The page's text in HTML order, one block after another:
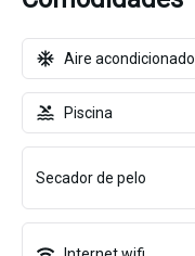
Aire acondicionado
Piscina
Secador de pelo